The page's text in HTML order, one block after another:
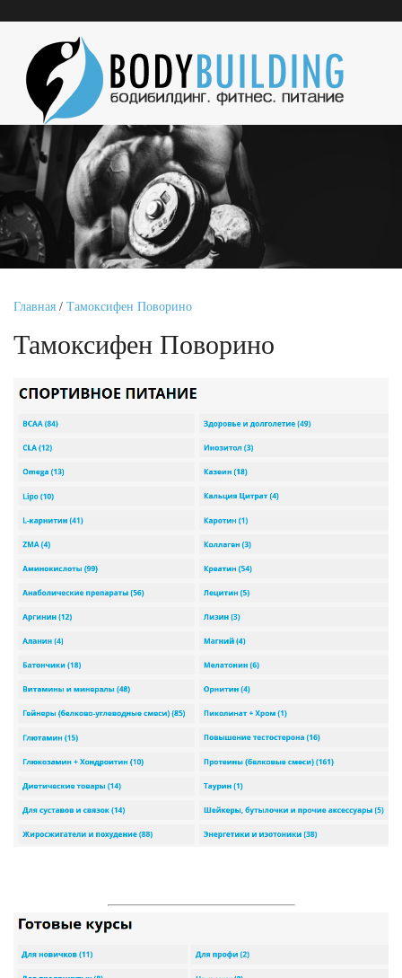
Главная / Тамоксифен Поворино
Тамоксифен Поворино